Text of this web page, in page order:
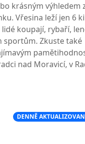
krásným výhledem
Vřesina leží jen 6
koupají, rybaří,
sportům. Zkuste také
nad Moravicí, v
DENNĚ